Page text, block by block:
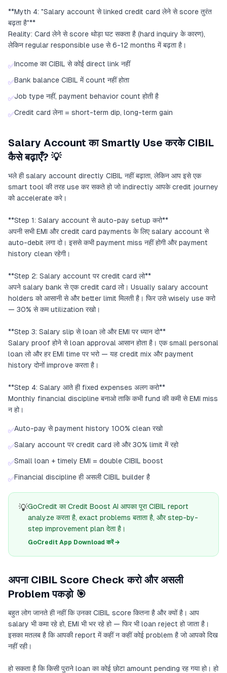
**Myth 4: "Salary account से linked credit card लेने से score तुरंत
बढ़ता है"**
Reality: Card लेने से score थोड़ा घट सकता है (hard inquiry के कारण),
लेकिन regular responsible use से 6-12 months में बढ़ता है।
✅Income का CIBIL से कोई direct link नहीं
✅Bank balance CIBIL में count नहीं होता
✅Job type नहीं, payment behavior count होती है
✅Credit card लेना = short-term dip, long-term gain
Salary Account का Smartly Use करके CIBIL
कैसे बढ़ाएँ? 💡
भले ही salary account directly CIBIL नहीं बढ़ाता, लेकिन आप इसे एक
smart tool की तरह use कर सकते हो जो indirectly आपके credit journey
को accelerate करे।
**Step 1: Salary account से auto-pay setup करो**
अपनी सभी EMI और credit card payments के लिए salary account से
auto-debit लगा दो। इससे कभी payment miss नहीं होगी और payment
history clean रहेगी।
**Step 2: Salary account पर credit card लो**
अपने salary bank से एक credit card लो। Usually salary account
holders को आसानी से और better limit मिलती है। फिर उसे wisely use करो
— 30% से कम utilization रखो।
**Step 3: Salary slip से loan लो और EMI पर ध्यान दो**
Salary proof होने से loan approval आसान होता है। एक small personal
loan लो और हर EMI time पर भरो — यह credit mix और payment
history दोनों improve करता है।
**Step 4: Salary आते ही fixed expenses अलग करो**
Monthly financial discipline बनाओ ताकि कभी fund की कमी से EMI miss
न हो।
✅Auto-pay से payment history 100% clean रखो
✅Salary account पर credit card लो और 30% limit में रहो
✅Small loan + timely EMI = double CIBIL boost
✅Financial discipline ही असली CIBIL builder है
💡GoCredit का Credit Boost AI आपका पूरा CIBIL report
analyze करता है, exact problems बताता है, और step-by-
step improvement plan देता है।
GoCredit App Download करें →
अपना CIBIL Score Check करो और असली
Problem पकड़ो 🎯
बहुत लोग जानते ही नहीं कि उनका CIBIL score कितना है और क्यों है। आप
salary भी कमा रहे हो, EMI भी भर रहे हो — फिर भी loan reject हो जाता है।
इसका मतलब है कि आपकी report में कहीं न कहीं कोई problem है जो आपको दिख
नहीं रही।
हो सकता है कि किसी पुराने loan का कोई छोटा amount pending रह गया हो। हो